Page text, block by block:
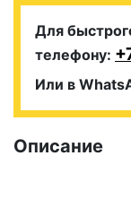
Для
телефону:
Или в
Описание